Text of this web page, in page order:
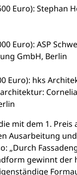
Euro): Stephan
Euro): ASP
GmbH, Berlin
Euro): hks
Cornelia
mit dem 1. Preis
Ausarbeitung
„Durch
gewinnt der